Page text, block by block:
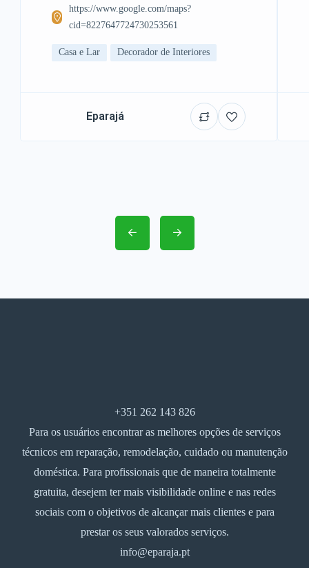
https://www.google.com/maps?
cid=8227647724730253561
Casa e Lar Decorador de Interiores
Eparajá
+351 262 143 826
Para os usuários encontrar as melhores opções de serviços
técnicos em reparação, remodelação, cuidado ou manutenção
doméstica. Para profissionais que de maneira totalmente
gratuita, desejem ter mais visibilidade online e nas redes
sociais com o objetivos de alcançar mais clientes e para
prestar os seus valorados serviços.
info@eparaja.pt